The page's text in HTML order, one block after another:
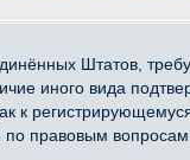
Штатов,
иного вида
к
правовым